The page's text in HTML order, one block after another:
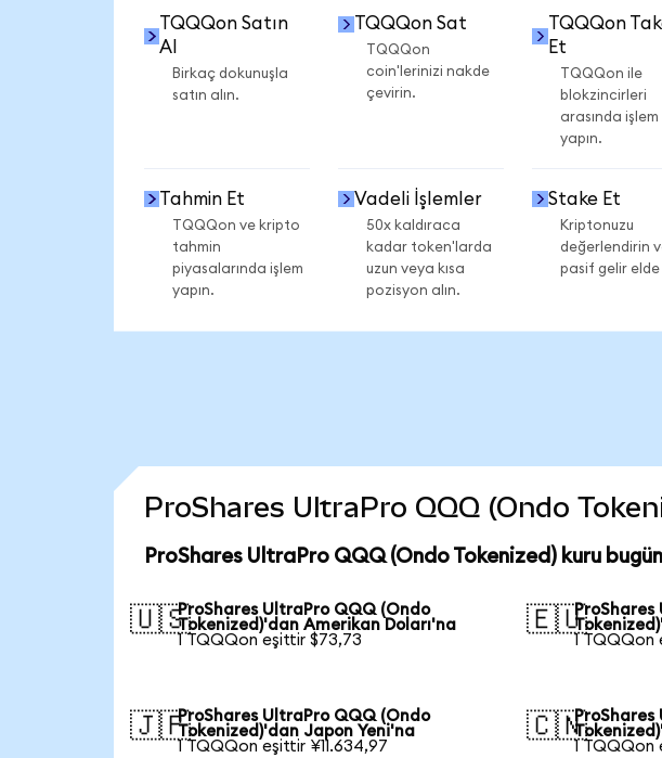
TQQQon Satın
Al
Birkaç dokunuşla
satın alın.
TQQQon Sat
TQQQon
coin'lerinizi nakde
çevirin.
TQQQon
Et
TQQQon ile
blokzincirleri
arasında işlem
yapın.
Tahmin Et
TQQQon ve kripto
tahmin
piyasalarında işlem
yapın.
Vadeli İşlemler
50x kaldıraca
kadar token'larda
uzun veya kısa
pozisyon alın.
Stake Et
Kriptonuzu
değerlendirin
pasif gelir elde
ProShares UltraPro QQQ (Ondo
ProShares UltraPro QQQ (Ondo Tokenized) kuru
🇺🇸ProShares UltraPro QQQ (Ondo
Tokenized)'dan Amerikan Doları'na
1 TQQQon eşittir $73,73
🇪🇺
1
🇯🇵ProShares UltraPro QQQ (Ondo
Tokenized)'dan Japon Yeni'na
1 TQQQon eşittir ¥11.634,97
🇨🇳
1